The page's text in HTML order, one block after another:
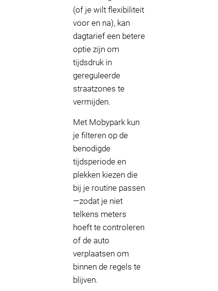
(of je wilt flexibiliteit
voor en na), kan
dagtarief een betere
optie zijn om
tijdsdruk in
gereguleerde
straatzones te
vermijden.
Met Mobypark kun
je filteren op de
benodigde
tijdsperiode en
plekken kiezen die
bij je routine passen
—zodat je niet
telkens meters
hoeft te controleren
of de auto
verplaatsen om
binnen de regels te
blijven.